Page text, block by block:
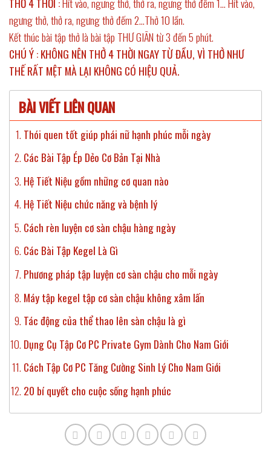
ngưng thở, thở ra, ngưng thở đếm 2…Thở 10 lần.
Kết thúc bài tập thở là bài tập THƯ GIÃN từ 3 đến 5 phút.
CHÚ Ý : KHÔNG NÊN THỞ 4 THỜI NGAY TỪ ĐẦU, VÌ THỞ NHƯ
THẾ RẤT MỆT MÀ LẠI KHÔNG CÓ HIỆU QUẢ.
BÀI VIẾT LIÊN QUAN
Thói quen tốt giúp phái nữ hạnh phúc mỗi ngày
Các Bài Tập Ép Dẻo Cơ Bản Tại Nhà
Hệ Tiết Niệu gồm những cơ quan nào
Hệ Tiết Niệu chức năng và bệnh lý
Cách rèn luyện cơ sàn chậu hàng ngày
Các Bài Tập Kegel Là Gì
Phương pháp tập luyện cơ sàn chậu cho mỗi ngày
Máy tập kegel tập cơ sàn chậu không xâm lấn
Tác động của thể thao lên sàn chậu là gì
Dụng Cụ Tập Cơ PC Private Gym Dành Cho Nam Giới
Cách Tập Cơ PC Tăng Cường Sinh Lý Cho Nam Giới
20 bí quyết cho cuộc sống hạnh phúc